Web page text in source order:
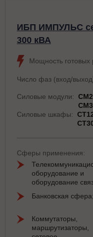
ИБП ИМПУЛЬС
300 кВА
Мощность готовых
Число фаз (вход/
Силовые модули:
Силовые шкафы:
Сферы применения:
оборудование и
оборудование
Банковская сфера;
Коммутаторы,
маршрутизаторы,